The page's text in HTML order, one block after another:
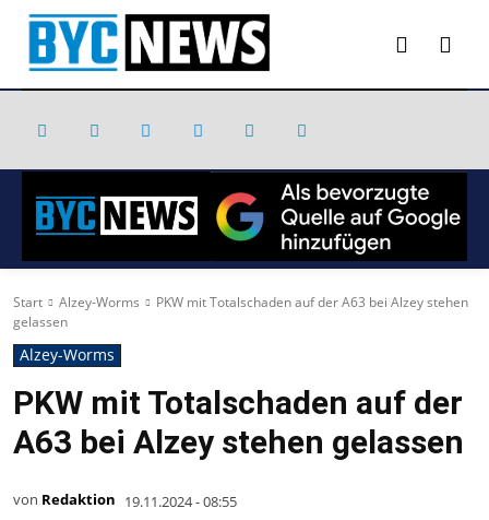
Start Alzey-Worms
PKW mit Totalschaden auf der A63 bei Alzey stehen
gelassen
Alzey-Worms
PKW mit Totalschaden auf der
A63 bei Alzey stehen gelassen
von Redaktion 19.11.2024 - 08:55